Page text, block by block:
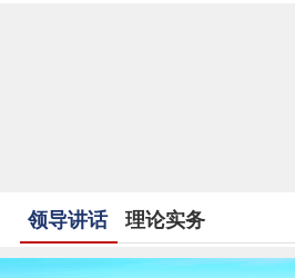
领导讲话 理论实务